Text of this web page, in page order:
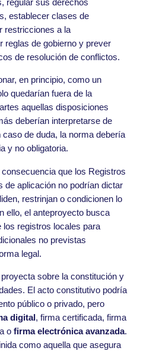
regular sus derechos
establecer clases de
restricciones a la
reglas de gobierno y prever
de resolución de conflictos.
en principio, como un
quedarían fuera de la
aquellas disposiciones
deberían interpretarse de
de duda, la norma debería
y no obligatoria.
que los Registros
de aplicación no podrían dictar
restrinjan o condicionen lo
ello, el anteproyecto busca
los registros locales para
no previstas
legal.
sobre la constitución y
El acto constitutivo podría
público o privado, pero
digital, firma certificada, firma
o firma electrónica avanzada.
como aquella que asegura